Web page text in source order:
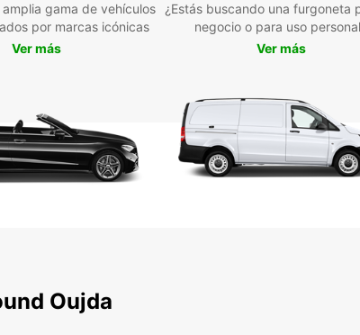
de
y
gama de vehículos
por marcas icónicas
Ver más
¿Estás buscando una furgoneta
negocio o para uso
Ver más
Oujda